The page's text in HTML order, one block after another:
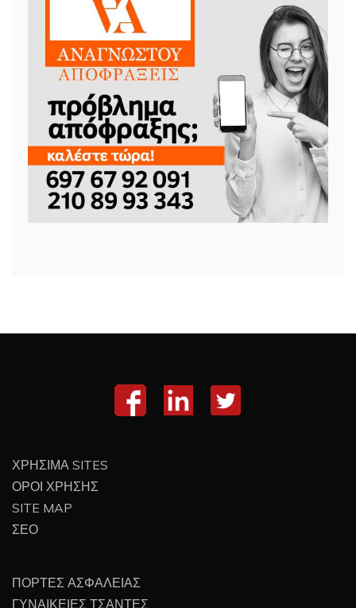
ΧΡΗΣΙΜΑ SITES
ΟΡΟΙ ΧΡΗΣΗΣ
SITE MAP
ΣΕΟ
ΠΟΡΤΕΣ ΑΣΦΑΛΕΙΑΣ
ΓΥΝΑΙΚΕΙΕΣ ΤΣΑΝΤΕΣ